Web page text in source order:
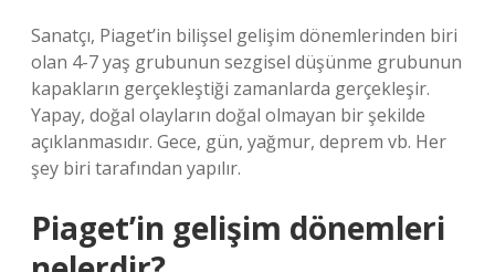
Sanatçı, Piaget’in bilişsel gelişim dönemlerinden biri
olan 4-7 yaş grubunun sezgisel düşünme grubunun
kapakların gerçekleştiği zamanlarda gerçekleşir.
Yapay, doğal olayların doğal olmayan bir şekilde
açıklanmasıdır. Gece, gün, yağmur, deprem vb. Her
şey biri tarafından yapılır.
Piaget’in gelişim dönemleri